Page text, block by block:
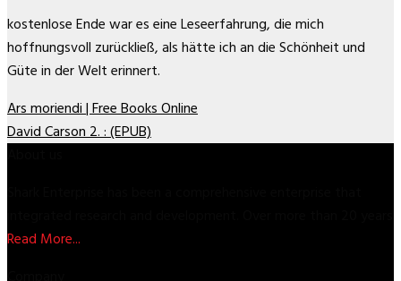
kostenlose Ende war es eine Leseerfahrung, die mich
hoffnungsvoll zurückließ, als hätte ich an die Schönheit und
Güte in der Welt erinnert.
Ars moriendi | Free Books Online
David Carson 2. : (EPUB)
Read More...